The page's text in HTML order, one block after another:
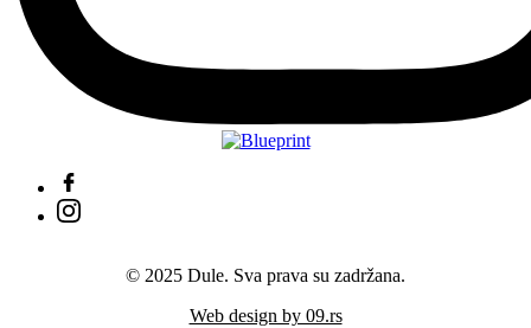
© 2025 Dule. Sva prava su zadržana.
Web design by 09.rs